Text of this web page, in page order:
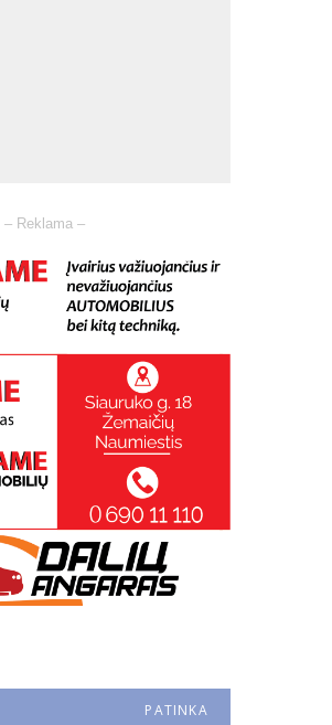
– Reklama –
PATINKA